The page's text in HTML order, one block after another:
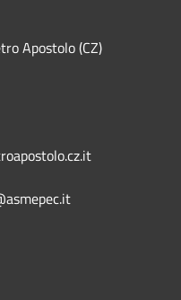
Apostolo (CZ)